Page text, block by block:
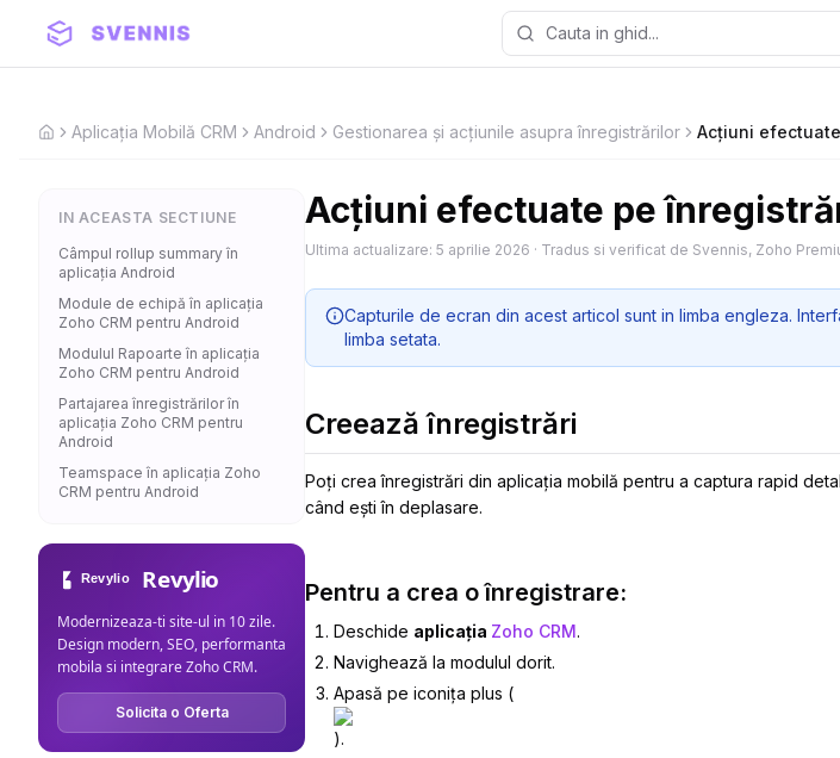
HomeAplicația Mobilă CRM Android Gestionarea și acțiunile asupra înregistrărilor Acțiuni
IN ACEASTA SECTIUNE
Câmpul rollup summary în
aplicația Android
Module de echipă în aplicația
Zoho CRM pentru Android
Modulul Rapoarte în aplicația
Zoho CRM pentru Android
Partajarea înregistrărilor în
aplicația Zoho CRM pentru
Android
Teamspace în aplicația Zoho
CRM pentru Android
Revylio
Modernizeaza-ti site-ul in 10 zile.
Design modern, SEO, performanta
mobila si integrare Zoho CRM.
Solicita o Oferta
Acțiuni efectuate pe
Ultima actualizare: 5 aprilie 2026 · Tradus si verificat de Svennis, Zoho
Capturile de ecran din acest articol sunt in limba engleza.
limba setata.
Creează înregistrări
Poți crea înregistrări din aplicația mobilă pentru a captura rapid
când ești în deplasare.
Pentru a crea o înregistrare:
Deschide aplicația Zoho CRM.
Navighează la modulul dorit.
Apasă pe iconița plus (
).